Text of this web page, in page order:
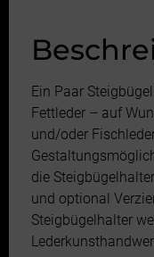
Ein Paar
Fettleder – auf
und/oder
die
und optional
Steigbügelhalter